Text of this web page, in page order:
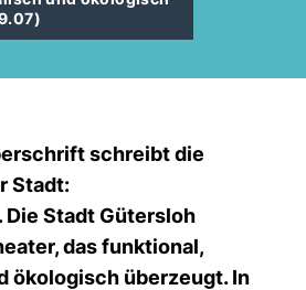
schreibt die
Stadt:
Die Stadt Gütersloh
das funktional,
ökologisch überzeugt. In